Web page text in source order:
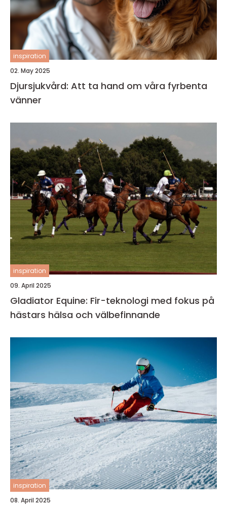
inspiration
02. May 2025
Djursjukvård: Att ta hand om våra fyrbenta
vänner
inspiration
09. April 2025
Gladiator Equine: Fir-teknologi med fokus på
hästars hälsa och välbefinnande
inspiration
08. April 2025